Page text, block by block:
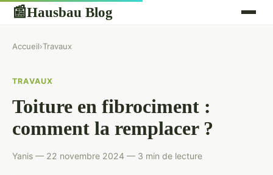
📰Hausbau Blog
Accueil›Travaux
TRAVAUX
Toiture en fibrociment :
comment la remplacer ?
Yanis — 22 novembre 2024 — 3 min de lecture